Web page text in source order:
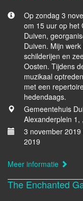
Op zondag 3
om 15 uur op het
Duiven,
Duiven. Mijn
schilderijen en
Oosten. Tijdens
muzikaal
met een
hedendaags.
Gemeentehuis
Alexanderplein 1,
3 november
2019
Meer informatie
The Enchanted